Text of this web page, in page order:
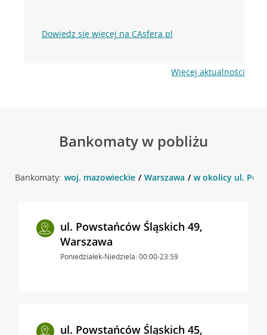
Dowiedz się więcej na CAsfera.pl
Więcej aktualności
Bankomaty w pobliżu
Bankomaty: woj. mazowieckie Warszawa w okolicy ul.
ul. Powstańców Śląskich 49,
Warszawa
Poniedziałek-Niedziela: 00:00-23:59
ul. Powstańców Śląskich 45,